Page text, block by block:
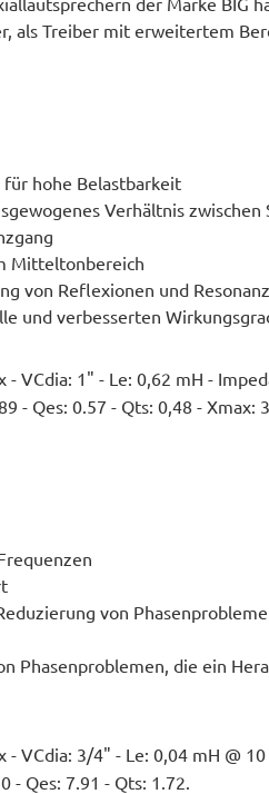
als Treiber mit erweitertem
hohe Belastbarkeit
Verhältnis
Mitteltonbereich
von Reflexionen und
und verbesserten
VCdia: 1" - Le: 0,62 mH -
- Qes: 0.57 - Qts: 0,48 -
von
Phasenproblemen, die ein
VCdia: 3/4" - Le: 0,04 mH @
- Qes: 7.91 - Qts: 1.72.